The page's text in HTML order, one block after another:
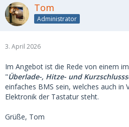
Tom
Administrator
3. April 2026
Im Angebot ist die Rede von einem
"Überlade-, Hitze- und
einfaches BMS sein, welches auch in
Elektronik der Tastatur steht.
Grüße, Tom